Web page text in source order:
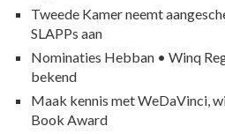
Tweede Kamer neemt
SLAPPs aan
Nominaties Hebban • Winq
bekend
Maak kennis met WeDaVinci,
Book Award